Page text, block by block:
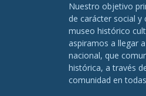
Nuestro objetivo
de carácter social y
museo histórico
aspiramos a llegar
nacional, que
histórica, a través
comunidad en